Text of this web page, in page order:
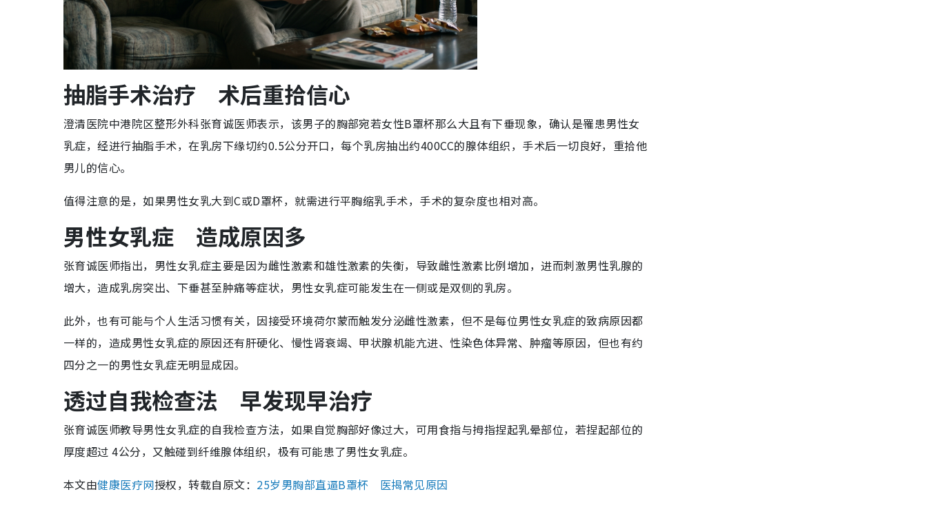
抽脂手术治疗 术后重拾信心
澄清医院中港院区整形外科张育诚医师表示，该男子的胸部宛若女性B罩杯那么大且有下垂现象，确认是罹患男性女
乳症，经进行抽脂手术，在乳房下缘切约0.5公分开口，每个乳房抽出约400CC的腺体组织，手术后一切良好，重拾他
男儿的信心。
值得注意的是，如果男性女乳大到C或D罩杯，就需进行平胸缩乳手术，手术的复杂度也相对高。
男性女乳症 造成原因多
张育诚医师指出，男性女乳症主要是因为雌性激素和雄性激素的失衡，导致雌性激素比例增加，进而刺激男性乳腺的
增大，造成乳房突出、下垂甚至肿痛等症状，男性女乳症可能发生在一侧或是双侧的乳房。
此外，也有可能与个人生活习惯有关，因接受环境荷尔蒙而触发分泌雌性激素，但不是每位男性女乳症的致病原因都
一样的，造成男性女乳症的原因还有肝硬化、慢性肾衰竭、甲状腺机能亢进、性染色体异常、肿瘤等原因，但也有约
四分之一的男性女乳症无明显成因。
透过自我检查法 早发现早治疗
张育诚医师教导男性女乳症的自我检查方法，如果自觉胸部好像过大，可用食指与拇指捏起乳晕部位，若捏起部位的
厚度超过 4公分，又触碰到纤维腺体组织，极有可能患了男性女乳症。
本文由健康医疗网授权，转载自原文： 25岁男胸部直逼B罩杯 医揭常见原因